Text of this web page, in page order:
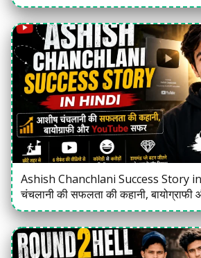
Ashish Chanchlani Success Story
चंचलानी की सफलता की कहानी,